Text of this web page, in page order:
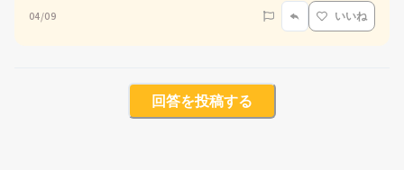
04/09 いいね
回答を投稿する